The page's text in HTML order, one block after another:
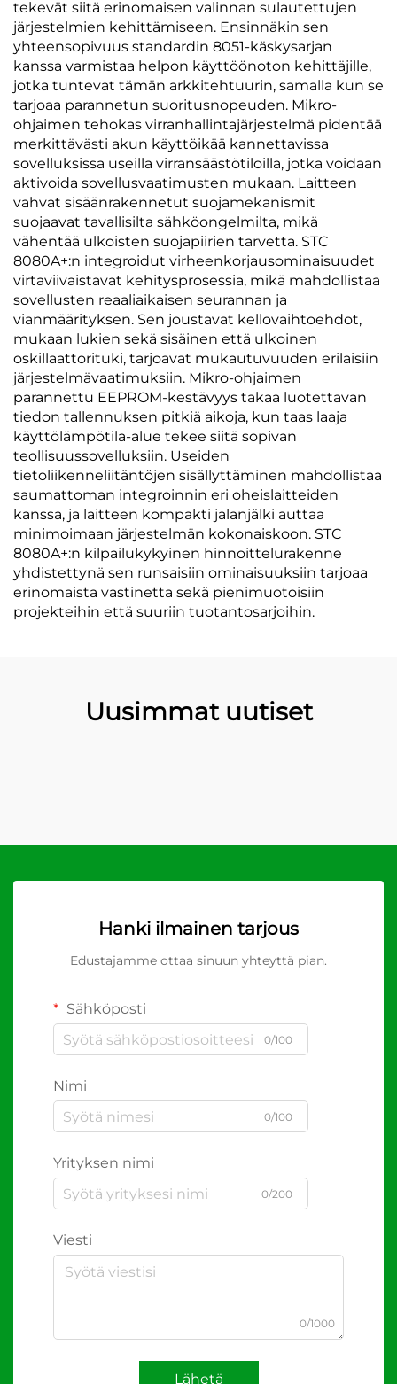
tekevät siitä erinomaisen valinnan sulautettujen
järjestelmien kehittämiseen. Ensinnäkin sen
yhteensopivuus standardin 8051-käskysarjan
kanssa varmistaa helpon käyttöönoton kehittäjille,
jotka tuntevat tämän arkkitehtuurin, samalla kun se
tarjoaa parannetun suoritusnopeuden. Mikro-
ohjaimen tehokas virranhallintajärjestelmä pidentää
merkittävästi akun käyttöikää kannettavissa
sovelluksissa useilla virransäästötiloilla, jotka voidaan
aktivoida sovellusvaatimusten mukaan. Laitteen
vahvat sisäänrakennetut suojamekanismit
suojaavat tavallisilta sähköongelmilta, mikä
vähentää ulkoisten suojapiirien tarvetta. STC
8080A+:n integroidut virheenkorjausominaisuudet
virtaviivaistavat kehitysprosessia, mikä mahdollistaa
sovellusten reaaliaikaisen seurannan ja
vianmäärityksen. Sen joustavat kellovaihtoehdot,
mukaan lukien sekä sisäinen että ulkoinen
oskillaattorituki, tarjoavat mukautuvuuden erilaisiin
järjestelmävaatimuksiin. Mikro-ohjaimen
parannettu EEPROM-kestävyys takaa luotettavan
tiedon tallennuksen pitkiä aikoja, kun taas laaja
käyttölämpötila-alue tekee siitä sopivan
teollisuussovelluksiin. Useiden
tietoliikenneliitäntöjen sisällyttäminen mahdollistaa
saumattoman integroinnin eri oheislaitteiden
kanssa, ja laitteen kompakti jalanjälki auttaa
minimoimaan järjestelmän kokonaiskoon. STC
8080A+:n kilpailukykyinen hinnoittelurakenne
yhdistettynä sen runsaisiin ominaisuuksiin tarjoaa
erinomaista vastinetta sekä pienimuotoisiin
projekteihin että suuriin tuotantosarjoihin.
Uusimmat uutiset
Hanki ilmainen tarjous
Edustajamme ottaa sinuun yhteyttä pian.
Sähköposti
0/100
Nimi
0/100
Yrityksen nimi
0/200
Viesti
0/1000
Lähetä